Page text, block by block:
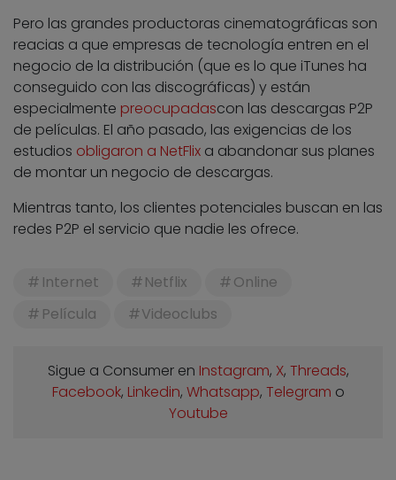
Pero las grandes productoras cinematográficas son
reacias a que empresas de tecnología entren en el
negocio de la distribución (que es lo que iTunes ha
conseguido con las discográficas) y están
especialmente preocupadascon las descargas P2P
de películas. El año pasado, las exigencias de los
estudios obligaron a NetFlix a abandonar sus planes
de montar un negocio de descargas.
Mientras tanto, los clientes potenciales buscan en las
redes P2P el servicio que nadie les ofrece.
Internet Netflix
Online
Película
Videoclubs
Sigue a Consumer en Instagram, X, Threads,
Facebook, Linkedin, Whatsapp, Telegram o
Youtube